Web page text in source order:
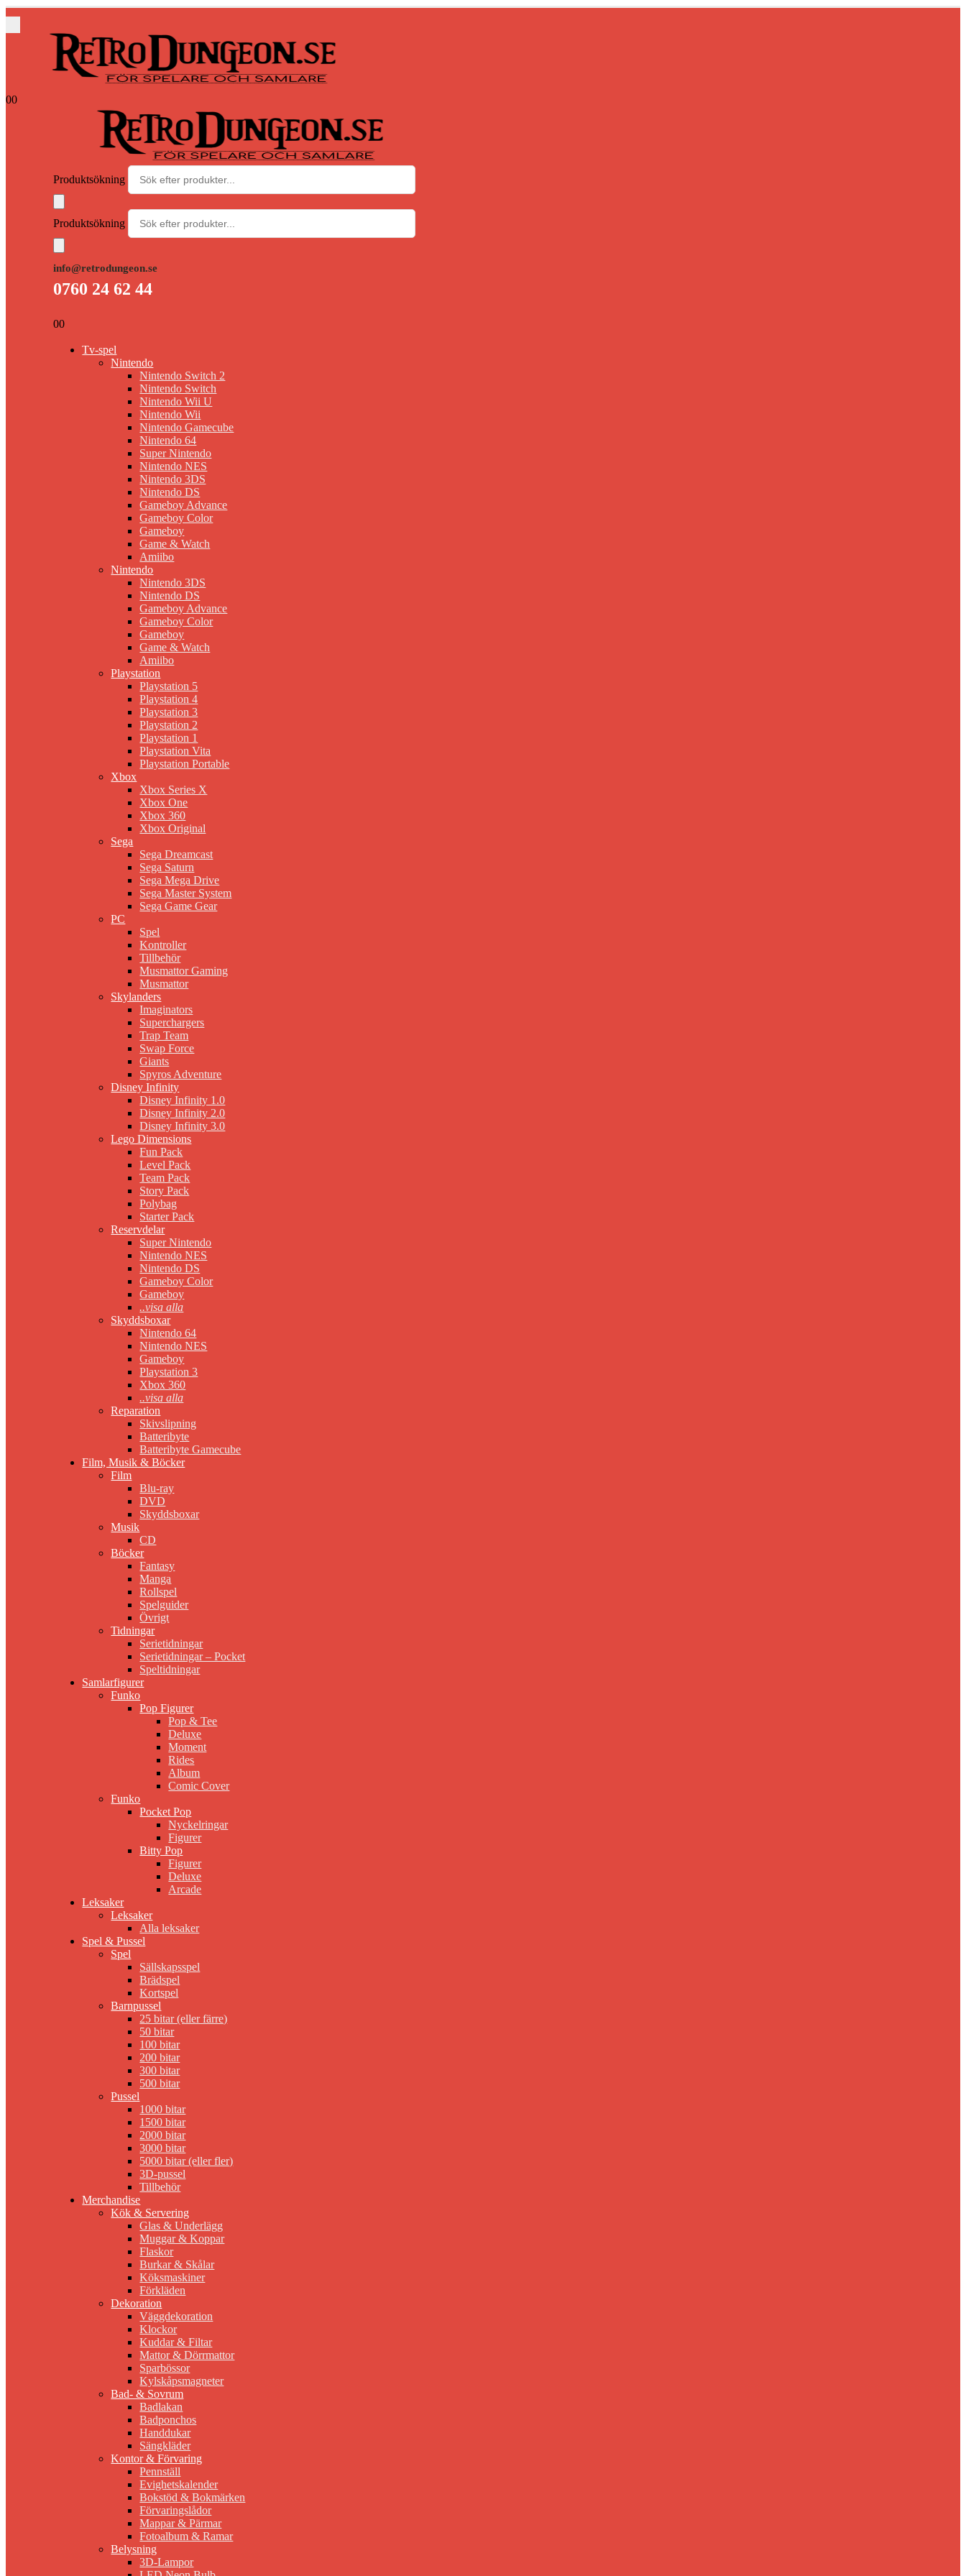
00
Produktsökning
Produktsökning
info@retrodungeon.se
0760 24 62 44
00
Tv-spel
Nintendo
Nintendo Switch 2
Nintendo Switch
Nintendo Wii U
Nintendo Wii
Nintendo Gamecube
Nintendo 64
Super Nintendo
Nintendo NES
Nintendo 3DS
Nintendo DS
Gameboy Advance
Gameboy Color
Gameboy
Game & Watch
Amiibo
Nintendo
Nintendo 3DS
Nintendo DS
Gameboy Advance
Gameboy Color
Gameboy
Game & Watch
Amiibo
Playstation
Playstation 5
Playstation 4
Playstation 3
Playstation 2
Playstation 1
Playstation Vita
Playstation Portable
Xbox
Xbox Series X
Xbox One
Xbox 360
Xbox Original
Sega
Sega Dreamcast
Sega Saturn
Sega Mega Drive
Sega Master System
Sega Game Gear
PC
Spel
Kontroller
Tillbehör
Musmattor Gaming
Musmattor
Skylanders
Imaginators
Superchargers
Trap Team
Swap Force
Giants
Spyros Adventure
Disney Infinity
Disney Infinity 1.0
Disney Infinity 2.0
Disney Infinity 3.0
Lego Dimensions
Fun Pack
Level Pack
Team Pack
Story Pack
Polybag
Starter Pack
Reservdelar
Super Nintendo
Nintendo NES
Nintendo DS
Gameboy Color
Gameboy
..visa alla
Skyddsboxar
Nintendo 64
Nintendo NES
Gameboy
Playstation 3
Xbox 360
..visa alla
Reparation
Skivslipning
Batteribyte
Batteribyte Gamecube
Film, Musik & Böcker
Film
Blu-ray
DVD
Skyddsboxar
Musik
CD
Böcker
Fantasy
Manga
Rollspel
Spelguider
Övrigt
Tidningar
Serietidningar
Serietidningar – Pocket
Speltidningar
Samlarfigurer
Funko
Pop Figurer
Pop & Tee
Deluxe
Moment
Rides
Album
Comic Cover
Funko
Pocket Pop
Nyckelringar
Figurer
Bitty Pop
Figurer
Deluxe
Arcade
Leksaker
Leksaker
Alla leksaker
Spel & Pussel
Spel
Sällskapsspel
Brädspel
Kortspel
Barnpussel
25 bitar (eller färre)
50 bitar
100 bitar
200 bitar
300 bitar
500 bitar
Pussel
1000 bitar
1500 bitar
2000 bitar
3000 bitar
5000 bitar (eller fler)
3D-pussel
Tillbehör
Merchandise
Kök & Servering
Glas & Underlägg
Muggar & Koppar
Flaskor
Burkar & Skålar
Köksmaskiner
Förkläden
Dekoration
Väggdekoration
Klockor
Kuddar & Filtar
Mattor & Dörrmattor
Sparbössor
Kylskåpsmagneter
Bad- & Sovrum
Badlakan
Badponchos
Handdukar
Sängkläder
Kontor & Förvaring
Pennställ
Evighetskalender
Bokstöd & Bokmärken
Förvaringslådor
Mappar & Pärmar
Fotoalbum & Ramar
Belysning
3D-Lampor